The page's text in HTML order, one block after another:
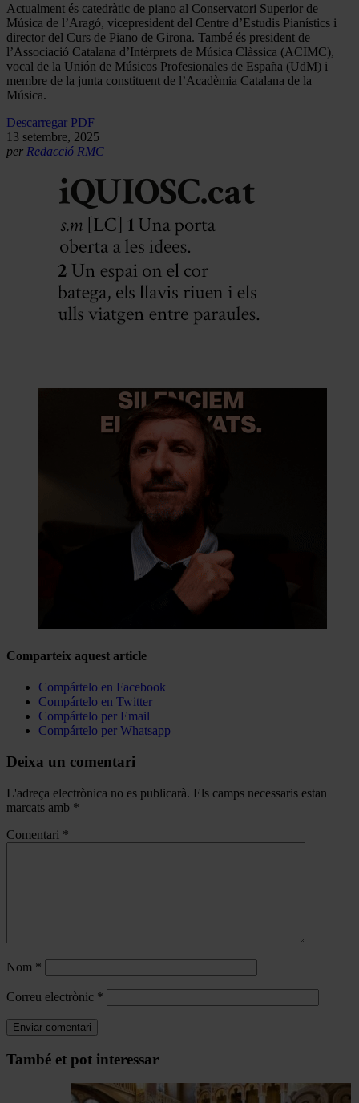
Actualment és catedràtic de piano al Conservatori Superior de
Música de l’Aragó, vicepresident del Centre d’Estudis Pianístics i
director del Curs de Piano de Girona. També és president de
l’Associació Catalana d’Intèrprets de Música Clàssica (ACIMC),
vocal de la Unión de Músicos Profesionales de España (UdM) i
membre de la junta constituent de l’Acadèmia Catalana de la
Música.
Descarregar PDF
13 setembre, 2025
per Redacció RMC
Comparteix aquest article
Compártelo en Facebook
Compártelo en Twitter
Compártelo per Email
Compártelo per Whatsapp
Deixa un comentari
L'adreça electrònica no es publicarà. Els camps necessaris estan
marcats amb *
Comentari *
Nom *
Correu electrònic *
Navegar
També et pot interessar